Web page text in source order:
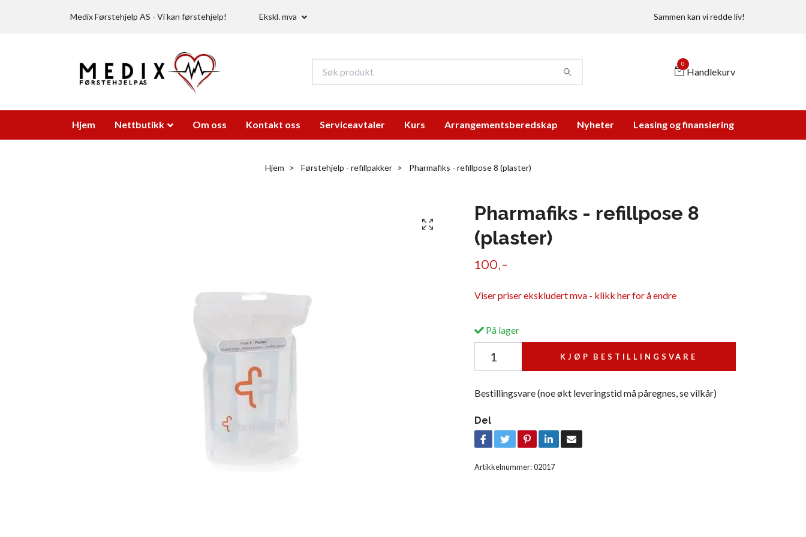
Medix Førstehjelp AS - Vi kan førstehjelp! Ekskl. mva Sammen kan vi redde liv!
0
Handlekurv
Hjem Nettbutikk Om oss Kontakt oss Serviceavtaler Kurs Arrangementsberedskap Nyheter Leasing og finansiering
Hjem Førstehjelp - refillpakker Pharmafiks - refillpose 8 (plaster)
Pharmafiks - refillpose 8
(plaster)
100,-
Viser priser ekskludert mva - klikk her for å endre
På lager
KJØP BESTILLINGSVARE
Bestillingsvare (noe økt leveringstid må påregnes, se vilkår)
Del
Artikkelnummer:02017